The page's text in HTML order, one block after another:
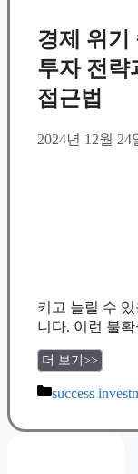
경제 위기
투자 전략
접근법
2024년 12월 24
키고 늘릴 수
니다. 이런 불
더 보기>>
Categories
success